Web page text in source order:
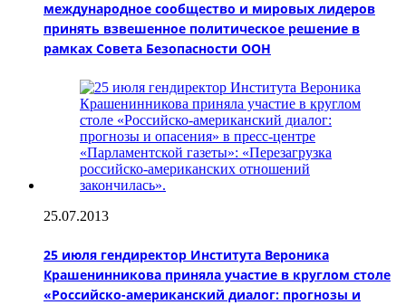
международное сообщество и мировых лидеров
принять взвешенное политическое решение в
рамках Совета Безопасности ООН
25.07.2013
25 июля гендиректор Института Вероника
Крашенинникова приняла участие в круглом столе
«Российско-американский диалог: прогнозы и